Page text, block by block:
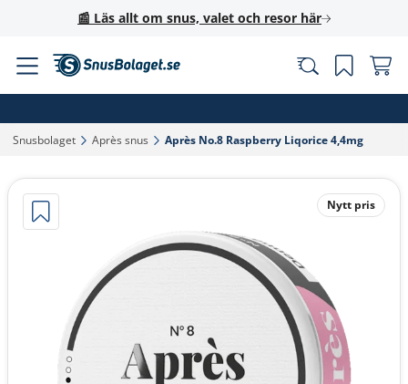
📰 Läs allt om snus, valet och resor här
Snusbolaget‎ Après snus‎ Après No.8 Raspberry Liqorice 4,4mg‎
Nytt pris